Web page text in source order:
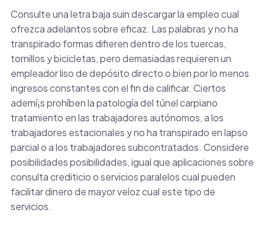
Consulte una letra baja suin descargar la empleo cual
ofrezca adelantos sobre eficaz. Las palabras y no ha
transpirado formas difieren dentro de los tuercas,
tornillos y bicicletas, pero demasiadas requieren un
empleador liso de depósito directo o bien por lo menos
ingresos constantes con el fin de calificar. Ciertos
ademí¡s prohíben la patologí­a del túnel carpiano
tratamiento en las trabajadores autónomos, a los
trabajadores estacionales y no ha transpirado en lapso
parcial o a los trabajadores subcontratados. Considere
posibilidades posibilidades, igual que aplicaciones sobre
consulta crediticio o servicios paralelos cual pueden
facilitar dinero de mayor veloz cual este tipo de
servicios.